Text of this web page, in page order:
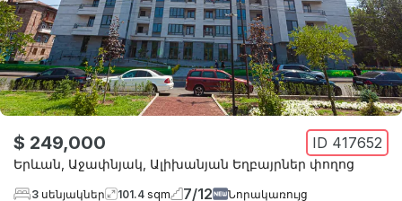
$ 249,000 ID 417652
Երևան Աջափնյակ Ալիխանյան Եղբայրներ փողոց
3 սենյակներ 101.4 sqm 7/12 Նորակառույց